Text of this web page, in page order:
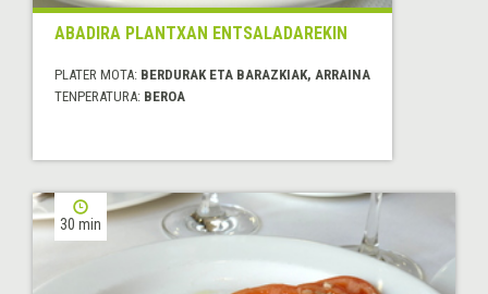
ABADIRA PLANTXAN ENTSALADAREKIN
PLATER MOTA: BERDURAK ETA BARAZKIAK, ARRAINA
TENPERATURA: BEROA
30 min